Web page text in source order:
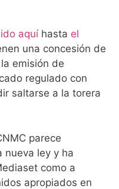
aquí hasta el
una concesión de
emisión de
regulado con
saltarse a la torera
parece
nueva ley y ha
como a
apropiados en